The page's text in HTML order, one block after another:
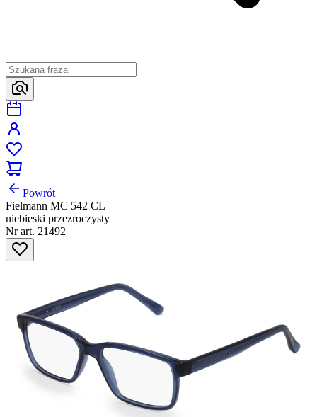
Powrót
Fielmann MC 542 CL
niebieski przezroczysty
Nr art. 21492